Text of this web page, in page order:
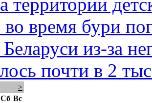
во время бури
из-за
почти в 2
>
Сб Вс